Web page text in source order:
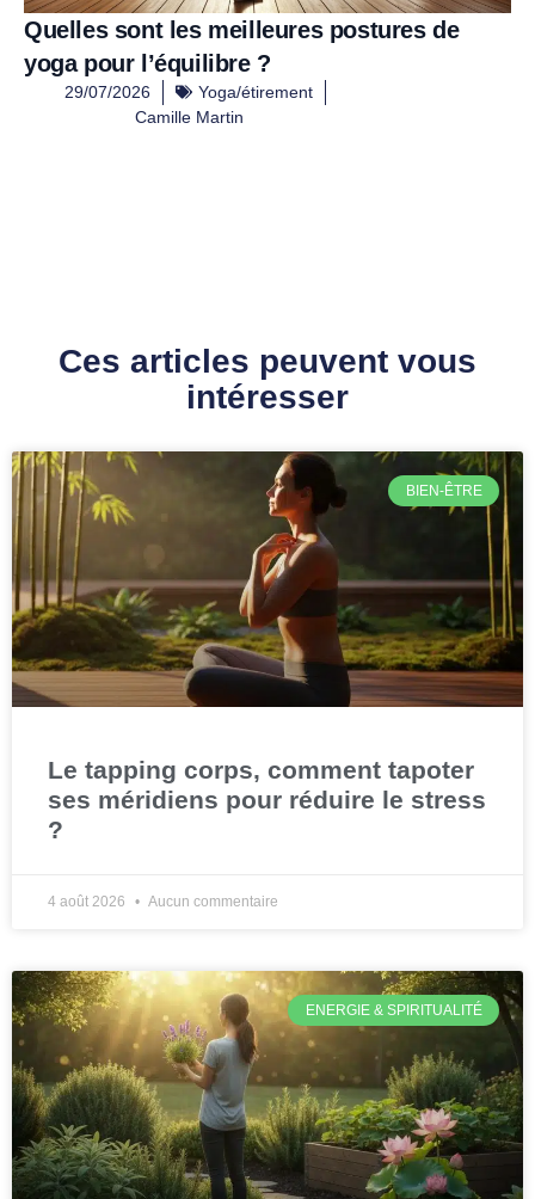
Quelles sont les meilleures postures de
yoga pour l’équilibre ?
29/07/2026
Yoga/étirement
Camille Martin
Ces articles peuvent vous
intéresser
BIEN-ÊTRE
Le tapping corps, comment tapoter
ses méridiens pour réduire le stress
?
4 août 2026 Aucun commentaire
ENERGIE & SPIRITUALITÉ